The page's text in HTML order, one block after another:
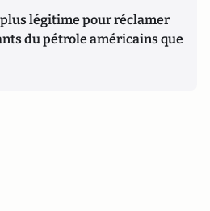
légitime pour réclamer
du pétrole américains que